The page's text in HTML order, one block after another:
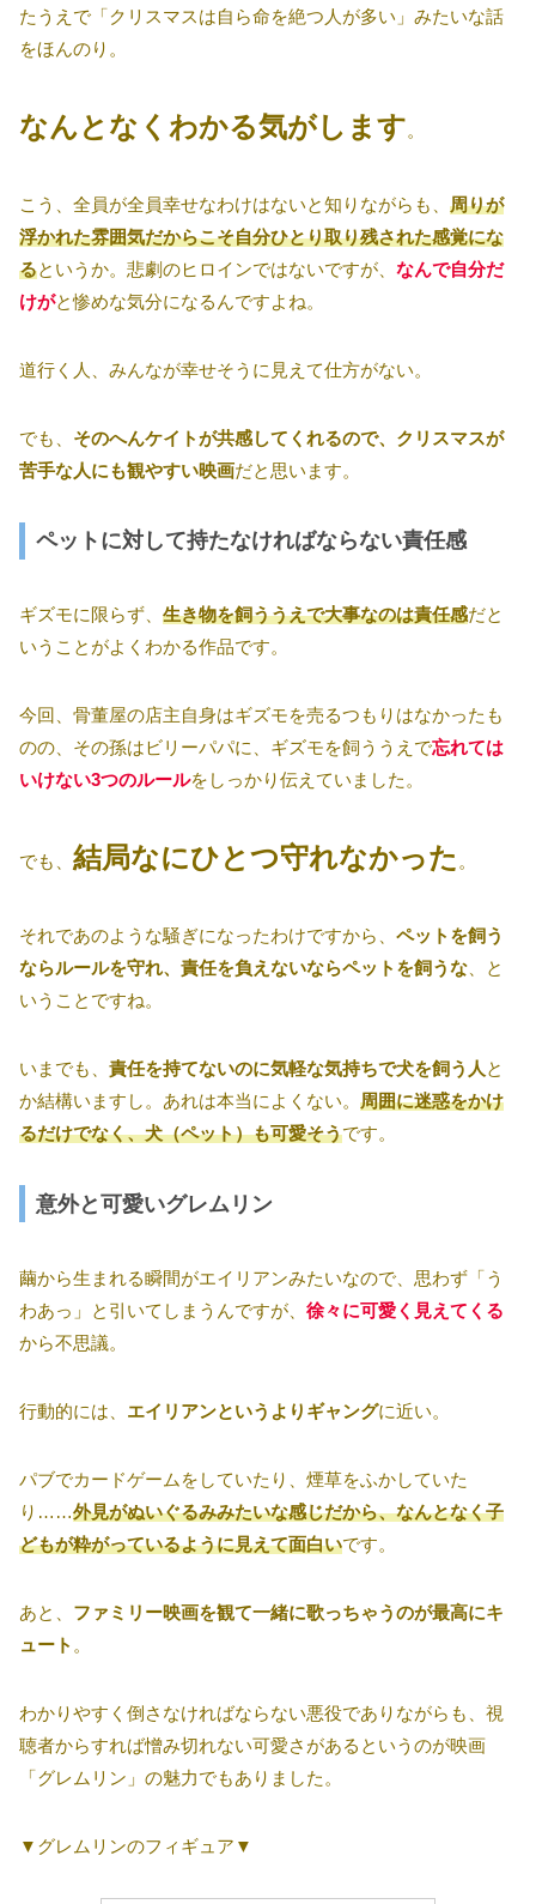
たうえで「クリスマスは自ら命を絶つ人が多い」みたいな話
をほんのり。
なんとなくわかる気がします。
こう、全員が全員幸せなわけはないと知りながらも、 周りが
浮かれた雰囲気だからこそ自分ひとり取り残された感覚にな
るというか。悲劇のヒロインではないですが、 なんで自分だ
けがと惨めな気分になるんですよね。
道行く人、みんなが幸せそうに見えて仕方がない。
でも、 そのへんケイトが共感してくれるので、クリスマスが
苦手な人にも観やすい映画だと思います。
ペットに対して持たなければならない責任感
ギズモに限らず、 生き物を飼ううえで大事なのは責任感だと
いうことがよくわかる作品です。
今回、骨董屋の店主自身はギズモを売るつもりはなかったも
のの、その孫はビリーパパに、ギズモを飼ううえで忘れては
いけない3つのルールをしっかり伝えていました。
でも、 結局なにひとつ守れなかった 。
それであのような騒ぎになったわけですから、 ペットを飼う
ならルールを守れ、責任を負えないならペットを飼うな 、と
いうことですね。
いまでも、 責任を持てないのに気軽な気持ちで犬を飼う人 と
か結構いますし。あれは本当によくない。 周囲に迷惑をかけ
るだけでなく、犬（ペット）も可愛そうです。
意外と可愛いグレムリン
繭から生まれる瞬間がエイリアンみたいなので、思わず「う
わあっ」と引いてしまうんですが、 徐々に可愛く見えてくる
から不思議。
行動的には、 エイリアンというよりギャングに近い。
パブでカードゲームをしていたり、煙草をふかしていた
り……外見がぬいぐるみみたいな感じだから、なんとなく子
どもが粋がっているように見えて面白いです。
あと、 ファミリー映画を観て一緒に歌っちゃうのが最高にキ
ュート 。
わかりやすく倒さなければならない悪役でありながらも、視
聴者からすれば憎み切れない可愛さがあるというのが映画
「グレムリン」の魅力でもありました。
▼グレムリンのフィギュア▼